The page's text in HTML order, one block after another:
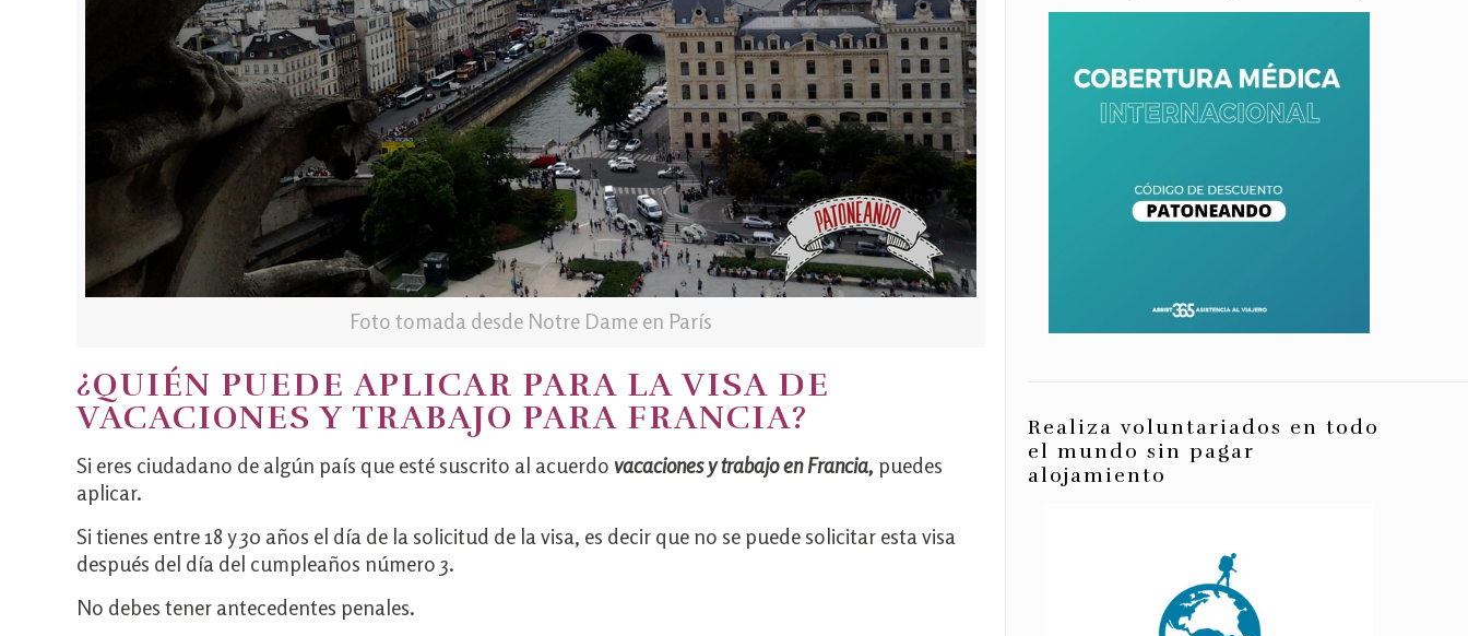
Foto tomada desde Notre Dame en París
¿QUIÉN PUEDE APLICAR PARA LA VISA DE
VACACIONES Y TRABAJO PARA FRANCIA?
Si eres ciudadano de algún país que esté suscrito al acuerdovacaciones y trabajo en Francia, puedes
aplicar.
Si tienes entre 18 y 30 años el día de la solicitud de la visa, es decir que no se puede solicitar esta visa
después del día del cumpleaños número 3.
No debes tener antecedentes penales.
Realiza voluntariados en todo
el mundo sin pagar
alojamiento